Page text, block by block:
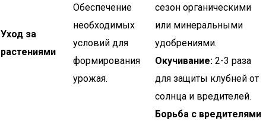
Уход за
растениями
Обеспечение
необходимых
условий для
формирования
урожая.
сезон органическими
или минеральными
удобрениями.
Окучивание: 2-3 раза
для защиты клубней от
солнца и вредителей.
Борьба с вредителями